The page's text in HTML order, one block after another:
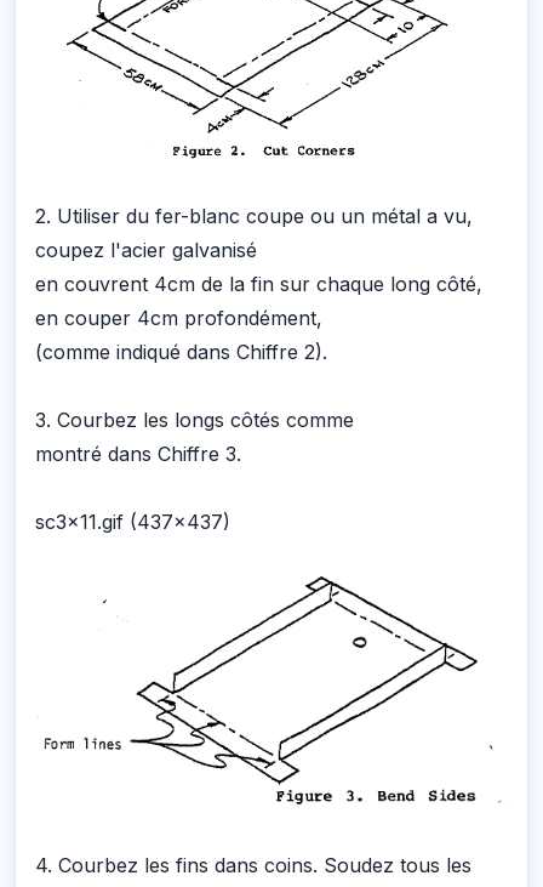
2. Utiliser du fer-blanc coupe ou un métal a vu,
coupez l'acier galvanisé
en couvrent 4cm de la fin sur chaque long côté,
en couper 4cm profondément,
(comme indiqué dans Chiffre 2).
3. Courbez les longs côtés comme
montré dans Chiffre 3.
sc3x11.gif (437x437)
4. Courbez les fins dans coins. Soudez tous les